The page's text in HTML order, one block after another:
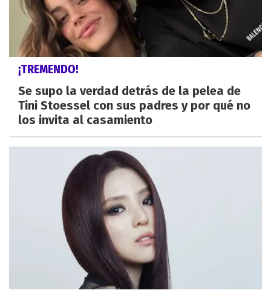
¡TREMENDO!
Se supo la verdad detrás de la pelea de
Tini Stoessel con sus padres y por qué no
los invita al casamiento